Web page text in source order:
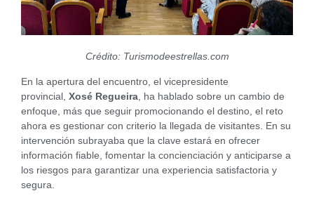
Crédito: Turismodeestrellas.com
En la apertura del encuentro, el vicepresidente
provincial, Xosé Regueira , ha hablado sobre un cambio de
enfoque, más que seguir promocionando el destino, el reto
ahora es gestionar con criterio la llegada de visitantes. En su
intervención subrayaba que la clave estará en ofrecer
información fiable, fomentar la concienciación y anticiparse a
los riesgos para garantizar una experiencia satisfactoria y
segura.